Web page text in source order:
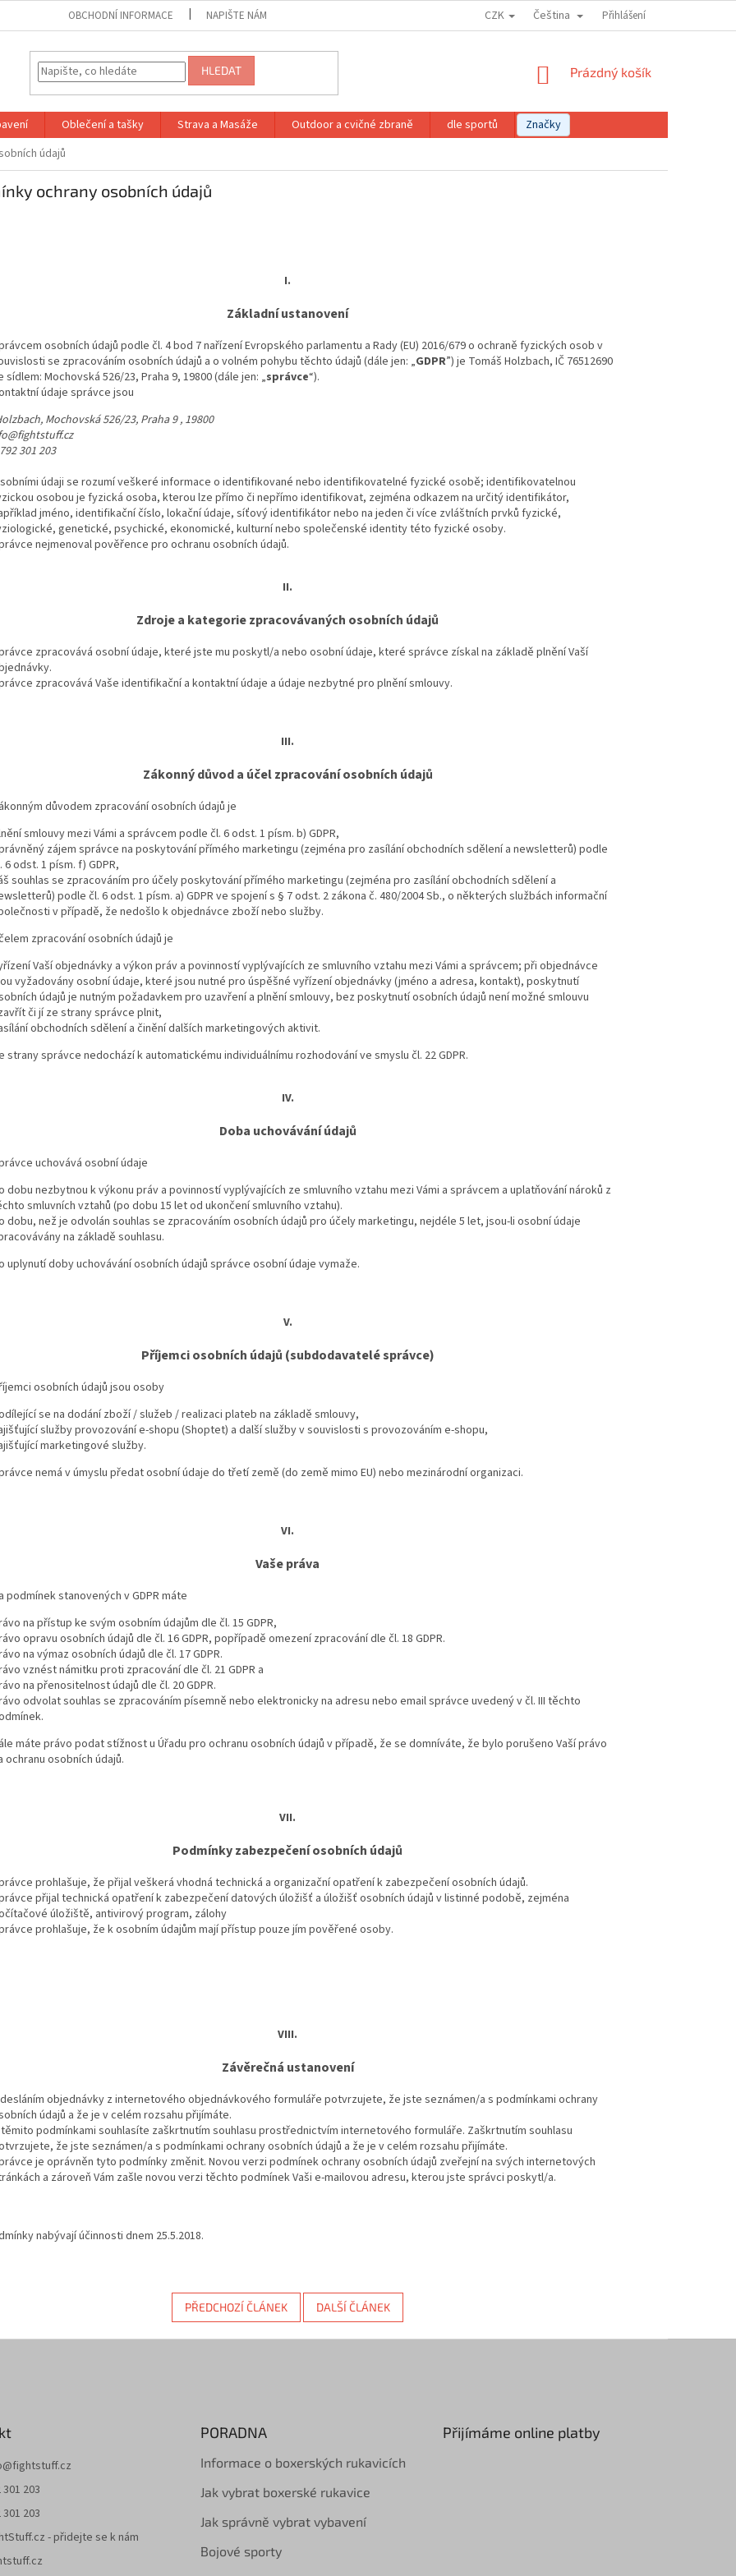
OBCHODNÍ INFORMACE NAPIŠTE NÁM CZK Čeština Přihlášení
HLEDAT
NÁKUPNÍ
Prázdný košík
Oblečení a tašky Strava a Masáže Outdoor a cvičné zbraně dle sportů
Značky
údajů
ochrany osobních údajů
I.
Základní ustanovení
osobních údajů podle čl. 4 bod 7 nařízení Evropského parlamentu a Rady (EU) 2016/679 o ochraně fyzických osob v
se zpracováním osobních údajů a o volném pohybu těchto údajů (dále jen: „GDPR”) je Tomáš Holzbach, IČ 76512690
sídlem: Mochovská 526/23, Praha 9, 19800 (dále jen: „správce“).
údaje správce jsou
Mochovská 526/23, Praha 9 , 19800
301 203
údaji se rozumí veškeré informace o identifikované nebo identifikovatelné fyzické osobě; identifikovatelnou
osobou je fyzická osoba, kterou lze přímo či nepřímo identifikovat, zejména odkazem na určitý identifikátor,
jméno, identifikační číslo, lokační údaje, síťový identifikátor nebo na jeden či více zvláštních prvků fyzické,
genetické, psychické, ekonomické, kulturní nebo společenské identity této fyzické osoby.
nejmenoval pověřence pro ochranu osobních údajů.
II.
Zdroje a kategorie zpracovávaných osobních údajů
zpracovává osobní údaje, které jste mu poskytl/a nebo osobní údaje, které správce získal na základě plnění Vaší
zpracovává Vaše identifikační a kontaktní údaje a údaje nezbytné pro plnění smlouvy.
III.
Zákonný důvod a účel zpracování osobních údajů
důvodem zpracování osobních údajů je
smlouvy mezi Vámi a správcem podle čl. 6 odst. 1 písm. b) GDPR,
zájem správce na poskytování přímého marketingu (zejména pro zasílání obchodních sdělení a newsletterů) podle
6 odst. 1 písm. f) GDPR,
souhlas se zpracováním pro účely poskytování přímého marketingu (zejména pro zasílání obchodních sdělení a
podle čl. 6 odst. 1 písm. a) GDPR ve spojení s § 7 odst. 2 zákona č. 480/2004 Sb., o některých službách informační
v případě, že nedošlo k objednávce zboží nebo služby.
zpracování osobních údajů je
Vaší objednávky a výkon práv a povinností vyplývajících ze smluvního vztahu mezi Vámi a správcem; při objednávce
vyžadovány osobní údaje, které jsou nutné pro úspěšné vyřízení objednávky (jméno a adresa, kontakt), poskytnutí
údajů je nutným požadavkem pro uzavření a plnění smlouvy, bez poskytnutí osobních údajů není možné smlouvu
či jí ze strany správce plnit,
obchodních sdělení a činění dalších marketingových aktivit.
strany správce nedochází k automatickému individuálnímu rozhodování ve smyslu čl. 22 GDPR.
IV.
Doba uchovávání údajů
uchovává osobní údaje
dobu nezbytnou k výkonu práv a povinností vyplývajících ze smluvního vztahu mezi Vámi a správcem a uplatňování nároků z
smluvních vztahů (po dobu 15 let od ukončení smluvního vztahu).
dobu, než je odvolán souhlas se zpracováním osobních údajů pro účely marketingu, nejdéle 5 let, jsou-li osobní údaje
na základě souhlasu.
uplynutí doby uchovávání osobních údajů správce osobní údaje vymaže.
V.
Příjemci osobních údajů (subdodavatelé správce)
osobních údajů jsou osoby
se na dodání zboží / služeb / realizaci plateb na základě smlouvy,
služby provozování e-shopu (Shoptet) a další služby v souvislosti s provozováním e-shopu,
marketingové služby.
nemá v úmyslu předat osobní údaje do třetí země (do země mimo EU) nebo mezinárodní organizaci.
VI.
Vaše práva
podmínek stanovených v GDPR máte
na přístup ke svým osobním údajům dle čl. 15 GDPR,
opravu osobních údajů dle čl. 16 GDPR, popřípadě omezení zpracování dle čl. 18 GDPR.
na výmaz osobních údajů dle čl. 17 GDPR.
vznést námitku proti zpracování dle čl. 21 GDPR a
na přenositelnost údajů dle čl. 20 GDPR.
odvolat souhlas se zpracováním písemně nebo elektronicky na adresu nebo email správce uvedený v čl. III těchto
máte právo podat stížnost u Úřadu pro ochranu osobních údajů v případě, že se domníváte, že bylo porušeno Vaší právo
ochranu osobních údajů.
VII.
Podmínky zabezpečení osobních údajů
prohlašuje, že přijal veškerá vhodná technická a organizační opatření k zabezpečení osobních údajů.
přijal technická opatření k zabezpečení datových úložišť a úložišť osobních údajů v listinné podobě, zejména
úložiště, antivirový program, zálohy
prohlašuje, že k osobním údajům mají přístup pouze jím pověřené osoby.
VIII.
Závěrečná ustanovení
objednávky z internetového objednávkového formuláře potvrzujete, že jste seznámen/a s podmínkami ochrany
údajů a že je v celém rozsahu přijímáte.
podmínkami souhlasíte zaškrtnutím souhlasu prostřednictvím internetového formuláře. Zaškrtnutím souhlasu
že jste seznámen/a s podmínkami ochrany osobních údajů a že je v celém rozsahu přijímáte.
je oprávněn tyto podmínky změnit. Novou verzi podmínek ochrany osobních údajů zveřejní na svých internetových
a zároveň Vám zašle novou verzi těchto podmínek Vaši e-mailovou adresu, kterou jste správci poskytl/a.
nabývají účinnosti dnem 25.5.2018.
PŘEDCHOZÍ ČLÁNEK DALŠÍ ČLÁNEK
@fightstuff.cz
301 203
301 203
- přidejte se k nám
PORADNA
Informace o boxerských rukavicích
Jak vybrat boxerské rukavice
Jak správně vybrat vybavení
Bojové sporty
Přijímáme online platby